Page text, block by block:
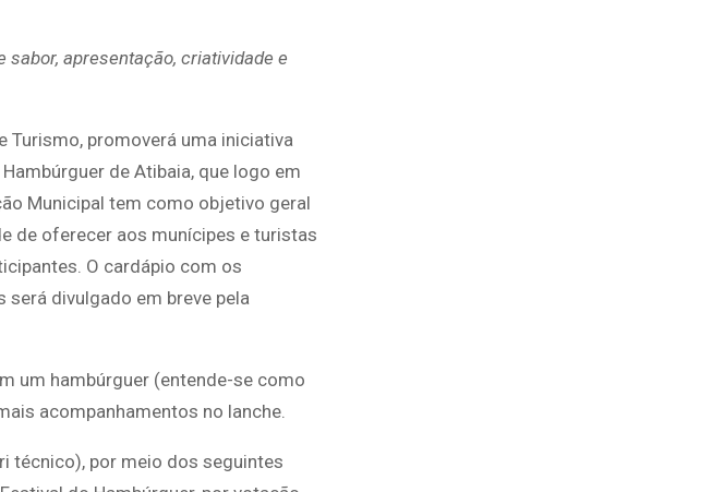
apresentação, criatividade e
Turismo, promoverá uma iniciativa
de Atibaia, que logo em
Municipal tem como objetivo geral
de oferecer aos munícipes e turistas
O cardápio com os
divulgado em breve pela
um hambúrguer (entende-se como
acompanhamentos no lanche.
técnico), por meio dos seguintes